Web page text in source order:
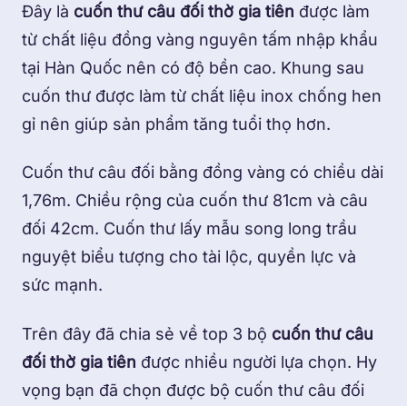
Đây là cuốn thư câu đối thờ gia tiên được làm
từ chất liệu đồng vàng nguyên tấm nhập khẩu
tại Hàn Quốc nên có độ bền cao. Khung sau
cuốn thư được làm từ chất liệu inox chống hen
gỉ nên giúp sản phẩm tăng tuổi thọ hơn.
Cuốn thư câu đối bằng đồng vàng có chiều dài
1,76m. Chiều rộng của cuốn thư 81cm và câu
đối 42cm. Cuốn thư lấy mẫu song long trầu
nguyệt biểu tượng cho tài lộc, quyền lực và
sức mạnh.
Trên đây đã chia sẻ về top 3 bộ cuốn thư câu
đối thờ gia tiên được nhiều người lựa chọn. Hy
vọng bạn đã chọn được bộ cuốn thư câu đối